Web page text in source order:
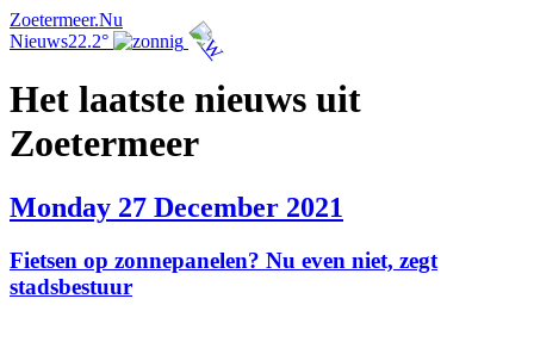
Zoetermeer.Nu
Nieuws22.2°
Het laatste nieuws uit
Zoetermeer
Monday 27 December 2021
Fietsen op zonnepanelen? Nu even niet, zegt
stadsbestuur